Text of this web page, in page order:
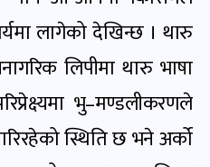
लागेको देखिन्छ । थारु
लिपीमा थारु भाषा
भु–मण्डलीकरणले
स्थिति छ भने अर्को